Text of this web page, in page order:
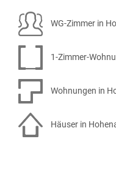
WG-Zimmer in
1-Zimmer-
Wohnungen in
Häuser in